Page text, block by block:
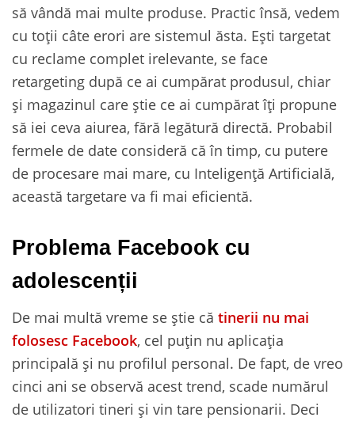
să vândă mai multe produse. Practic însă, vedem
cu toții câte erori are sistemul ăsta. Ești targetat
cu reclame complet irelevante, se face
retargeting după ce ai cumpărat produsul, chiar
și magazinul care știe ce ai cumpărat îți propune
să iei ceva aiurea, fără legătură directă. Probabil
fermele de date consideră că în timp, cu putere
de procesare mai mare, cu Inteligență Artificială,
această targetare va fi mai eficientă.
Problema Facebook cu
adolescenții
De mai multă vreme se știe că tinerii nu mai
folosesc Facebook, cel puțin nu aplicația
principală și nu profilul personal. De fapt, de vreo
cinci ani se observă acest trend, scade numărul
de utilizatori tineri și vin tare pensionarii. Deci